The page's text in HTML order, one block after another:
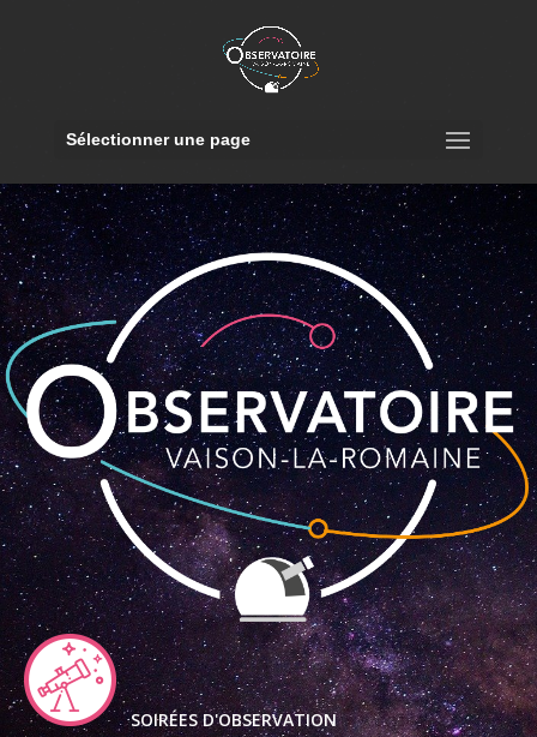
Sélectionner une page
SOIRÉES D'OBSERVATION